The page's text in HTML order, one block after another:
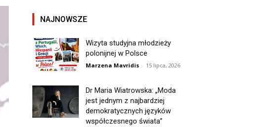
NAJNOWSZE
Wizyta studyjna młodzieży
polonijnej w Polsce
Marzena Mavridis - 15 lipca, 2026
Dr Maria Wiatrowska: „Moda
jest jednym z najbardziej
demokratycznych języków
współczesnego świata”